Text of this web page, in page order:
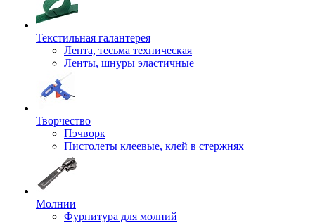
Текстильная галантерея
Лента, тесьма техническая
Ленты, шнуры эластичные
Творчество
Пэчворк
Пистолеты клеевые, клей в стержнях
Молнии
Фурнитура для молний